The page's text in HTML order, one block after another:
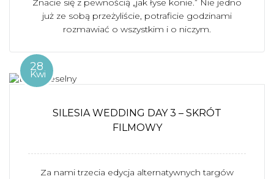
Znacie się z pewnością „jak łyse konie.” Nie jedno
już ze sobą przeżyliście, potraficie godzinami
rozmawiać o wszystkim i o niczym.
28
Kwi
SILESIA WEDDING DAY 3 – SKRÓT
FILMOWY
Za nami trzecia edycja alternatywnych targów